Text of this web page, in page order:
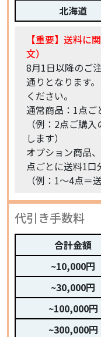
北海道
【重要】送料に
文）
8月1日以降のご
通りとなります
ください。
通常商品：1点ご
（例：2点ご購
します）
オプション商品
点ごとに送料1口
（例：1〜4点＝
代引き手数料
合計金額
~10,000円
~30,000円
~100,000円
~300,000円